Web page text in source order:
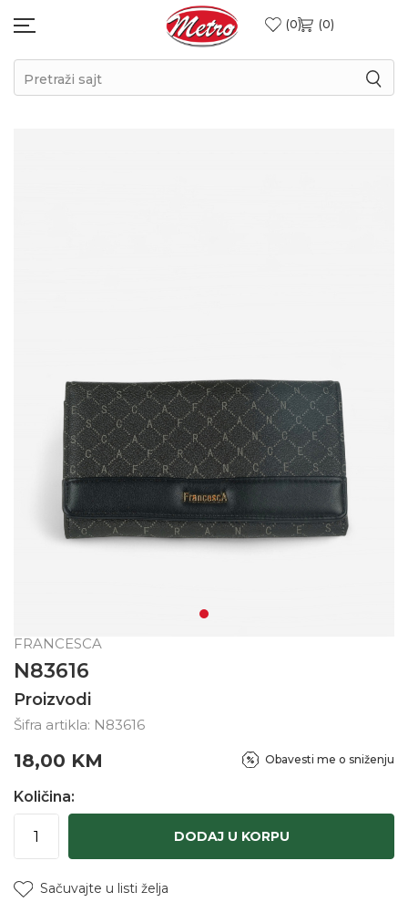
0 0
Pretraži sajt
FRANCESCA
N83616
Proizvodi
Šifra artikla: N83616
18,00 KM Obavesti me o sniženju
Količina:
DODAJ U KORPU
Sačuvajte u listi želja